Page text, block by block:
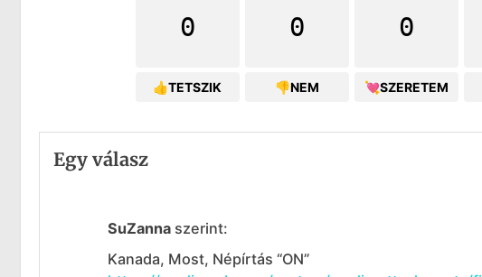
0
👍TETSZIK
0
👎NEM
0
💘SZERETEM
Egy válasz
SuZanna szerint:
Kanada, Most, Népírtás “ON”